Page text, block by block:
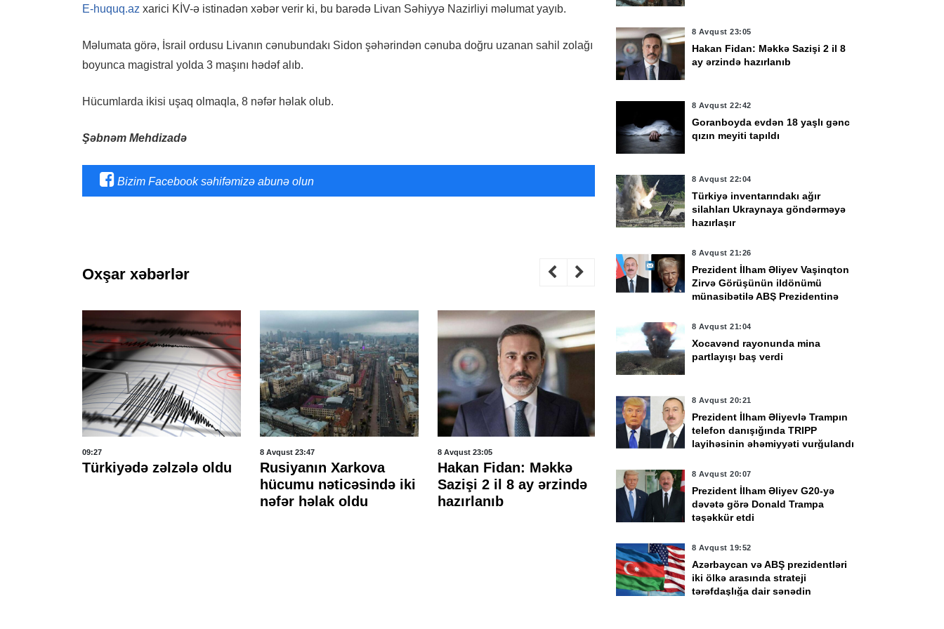
E-huquq.az xarici KİV-ə istinadən xəbər verir ki, bu barədə Livan Səhiyyə Nazirliyi məlumat yayıb.
Məlumata görə, İsrail ordusu Livanın cənubundakı Sidon şəhərindən cənuba doğru uzanan sahil zolağı
boyunca magistral yolda 3 maşını hədəf alıb.
Hücumlarda ikisi uşaq olmaqla, 8 nəfər həlak olub.
Şəbnəm Mehdizadə
Bizim Facebook səhifəmizə abunə olun
Oxşar xəbərlər
09:27
Türkiyədə zəlzələ oldu
8 Avqust 23:47
Rusiyanın Xarkova
hücumu nəticəsində iki
nəfər həlak oldu
8 Avqust 23:05
Hakan Fidan: Məkkə
Sazişi 2 il 8 ay ərzində
hazırlanıb
Türkiyə inventarındakı
ağır silahları Ukraynaya
göndərməyə hazırlaşır
TRIPP layihəsinin
icrasının hazırkı
8 Avqust 23:05
Hakan Fidan: Məkkə Sazişi 2 il 8
ay ərzində hazırlanıb
8 Avqust 22:42
Goranboyda evdən 18 yaşlı gənc
qızın meyiti tapıldı
8 Avqust 22:04
Türkiyə inventarındakı ağır
silahları Ukraynaya göndərməyə
hazırlaşır
8 Avqust 21:26
Prezident İlham Əliyev Vaşinqton
Zirvə Görüşünün ildönümü
münasibətilə ABŞ Prezidentinə
8 Avqust 21:04
Xocavənd rayonunda mina
partlayışı baş verdi
8 Avqust 20:21
Prezident İlham Əliyevlə Trampın
telefon danışığında TRIPP
layihəsinin əhəmiyyəti vurğulandı
8 Avqust 20:07
Prezident İlham Əliyev G20-yə
dəvətə görə Donald Trampa
təşəkkür etdi
8 Avqust 19:52
Azərbaycan və ABŞ prezidentləri
iki ölkə arasında strateji
tərəfdaşlığa dair sənədin